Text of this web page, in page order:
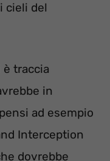
cieli del
traccia
in
ad esempio
Interception
dovrebbe